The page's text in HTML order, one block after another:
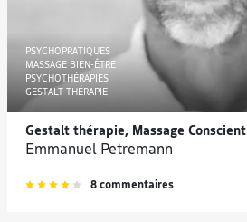
PSYCHOPRATIQUES
MASSAGE BIEN-ÊTRE
PSYCHOTHÉRAPIES
GESTALT THÉRAPIE
Gestalt thérapie, Massage Conscient
Emmanuel Petremann
8 commentaires